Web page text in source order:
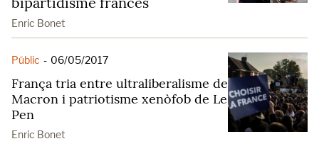
Enric Bonet
Públic - 06/05/2017
França tria entre ultraliberalisme de
Macron i patriotisme xenòfob de Le
Pen
Enric Bonet